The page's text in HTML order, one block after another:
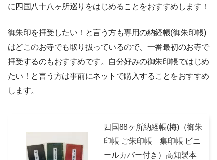
に四国八十八ヶ所巡りをはじめることをおすすめします！
御朱印を拝受したい！と言う方も専用の納経帳(御朱印帳)
はどこのお寺でも取り扱っているので、一番最初のお寺で
拝受するのもおすすめです。自分好みの御朱印帳ではじめ
たい！と言う方は事前にネットで購入することをおすすめ
します。
四国88ヶ所納経帳(梅)（御朱
印帳 ご朱印帳 集印帳 ビニ
ールカバー付き）高知製本